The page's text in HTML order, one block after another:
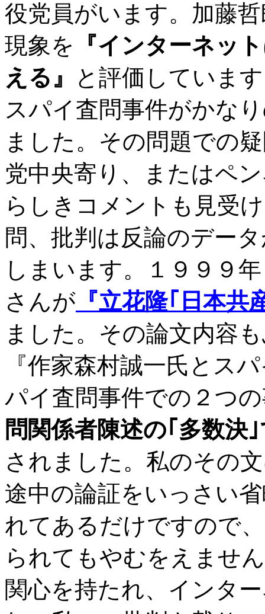
役党員がいます。加藤
現象を
『インターネッ
える』
と評価していま
スパイ査問事件がかな
ました。その問題での
党中央寄り、またはペ
らしきコメントも見受
問、批判は反論のデー
しまいます。１９９９
さんが 『立花隆｢日本
ました。その論文内容
『作家森村誠一氏とス
パイ査問事件での２つ
問関係者陳述の｢多数決
されました。私のその
途中の論証をいっさい
れてあるだけですので
られてもやむをえませ
関心を持たれ、インタ